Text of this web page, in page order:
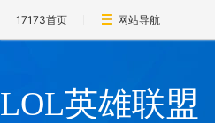
17173首页 网站导航
LOL英雄联盟